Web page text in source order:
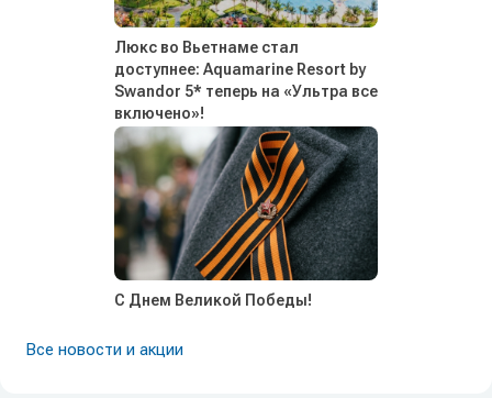
Люкс во Вьетнаме стал
доступнее: Aquamarine Resort by
Swandor 5* теперь на «Ультра все
включено»!
С Днем Великой Победы!
Все новости и акции